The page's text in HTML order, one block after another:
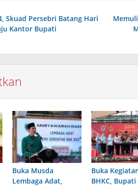
Skuad Persebri Batang Hari
Kantor Bupati
Buka Musda
Lembaga Adat,
Buka
BHKC,